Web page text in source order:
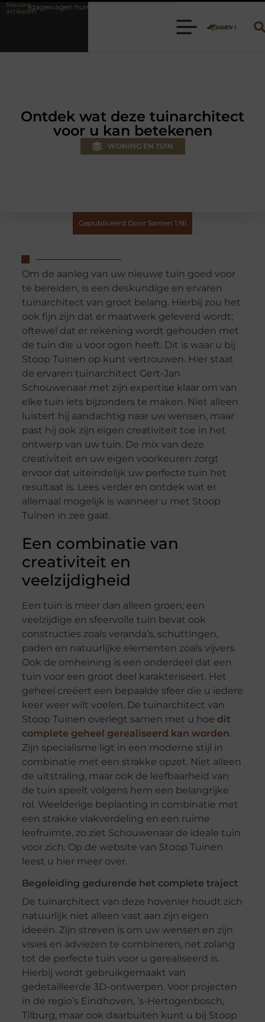
Nieuwe
artikelenKies de juiste aanhanger voor jouw klus
Ontdek wat deze tuinarchitect
voor u kan betekenen
WONING EN TUIN
Gepubliceerd Door Samen 1.nl
Om de aanleg van uw nieuwe tuin goed voor
te bereiden, is een deskundige en ervaren
tuinarchitect van groot belang. Hierbij zou het
ook fijn zijn dat er maatwerk geleverd wordt;
oftewel dat er rekening wordt gehouden met
de tuin die u voor ogen heeft. Dit is waar u bij
Stoop Tuinen op kunt vertrouwen. Hier staat
de ervaren tuinarchitect Gert-Jan
Schouwenaar met zijn expertise klaar om van
elke tuin iets bijzonders te maken. Niet alleen
luistert hij aandachtig naar uw wensen, maar
past hij ook zijn eigen creativiteit toe in het
ontwerp van uw tuin. De mix van deze
creativiteit en uw eigen voorkeuren zorgt
ervoor dat uiteindelijk uw perfecte tuin het
resultaat is. Lees verder en ontdek wat er
allemaal mogelijk is wanneer u met Stoop
Tuinen in zee gaat.
Een combinatie van
creativiteit en
veelzijdigheid
Een tuin is meer dan alleen groen; een
veelzijdige en sfeervolle tuin bevat ook
constructies zoals veranda’s, schuttingen,
paden en natuurlijke elementen zoals vijvers.
Ook de omheining is een onderdeel dat een
tuin voor een groot deel karakteriseert. Het
geheel creëert een bepaalde sfeer die u iedere
keer weer wilt voelen. De tuinarchitect van
Stoop Tuinen overlegt samen met u hoe dit
complete geheel gerealiseerd kan worden.
Zijn specialisme ligt in een moderne stijl in
combinatie met een strakke opzet. Niet alleen
de uitstraling, maar ook de leefbaarheid van
de tuin speelt volgens hem een belangrijke
rol. Weelderige beplanting in combinatie met
een strakke vlakverdeling en een ruime
leefruimte, zo ziet Schouwenaar de ideale tuin
voor zich. Op de website van Stoop Tuinen
leest u hier meer over.
Begeleiding gedurende het complete traject
De tuinarchitect van deze hovenier houdt zich
natuurlijk niet alleen vast aan zijn eigen
ideeën. Zijn streven is om uw wensen en zijn
visies en adviezen te combineren, net zolang
tot de perfecte tuin voor u gerealiseerd is.
Hierbij wordt gebruikgemaakt van
gedetailleerde 3D-ontwerpen. Voor projecten
in de regio’s Eindhoven, ’s-Hertogenbosch,
Tilburg, maar ook daarbuiten kunt u bij Stoop